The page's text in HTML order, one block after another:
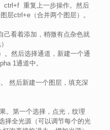
ctrl+f 重复上一步操作。然后
层ctrl+e（合并两个图层）。
己看着添加，稍微有点杂色就
。然后选择通道，新建一个通
1通道中。
然后新建一个图层，填充深
。第一个选择，点光，纹理
择全光源（可以调节每个的光